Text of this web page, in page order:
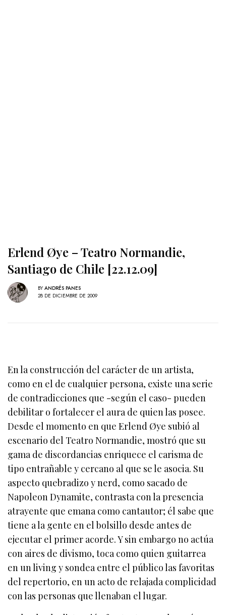
Erlend Øye – Teatro Normandie,
Santiago de Chile [22.12.09]
BY ANDRÉS PANES
28 DE DICIEMBRE DE 2009
En la construcción del carácter de un artista,
como en el de cualquier persona, existe una serie
de contradicciones que -según el caso- pueden
debilitar o fortalecer el aura de quien las posee.
Desde el momento en que Erlend Øye subió al
escenario del Teatro Normandie, mostró que su
gama de discordancias enriquece el carisma de
tipo entrañable y cercano al que se le asocia. Su
aspecto quebradizo y nerd, como sacado de
Napoleon Dynamite, contrasta con la presencia
atrayente que emana como cantautor; él sabe que
tiene a la gente en el bolsillo desde antes de
ejecutar el primer acorde. Y sin embargo no actúa
con aires de divismo, toca como quien guitarrea
en un living y sondea entre el público las favoritas
del repertorio, en un acto de relajada complicidad
con las personas que llenaban el lugar.